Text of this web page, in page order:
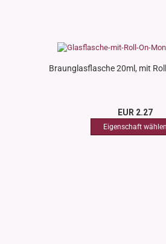
Braunglasflasche 20ml, mit
EUR 2.27